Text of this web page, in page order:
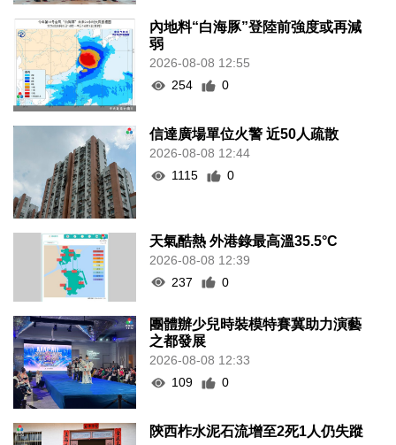
內地料“白海豚”登陸前強度或再減
弱
2026-08-08 12:55
254
0
信達廣場單位火警 近50人疏散
2026-08-08 12:44
1115
0
天氣酷熱 外港錄最高溫35.5°C
2026-08-08 12:39
237
0
團體辦少兒時裝模特賽冀助力演藝
之都發展
2026-08-08 12:33
109
0
陝西柞水泥石流增至2死1人仍失蹤